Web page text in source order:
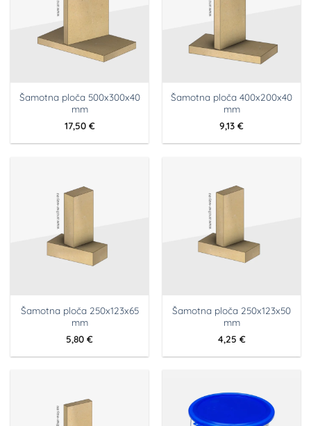
Šamotna ploča 500x300x40
mm
17,50 €
Šamotna ploča 400x200x40
mm
9,13 €
Šamotna ploča 250x123x65
mm
5,80 €
Šamotna ploča 250x123x50
mm
4,25 €